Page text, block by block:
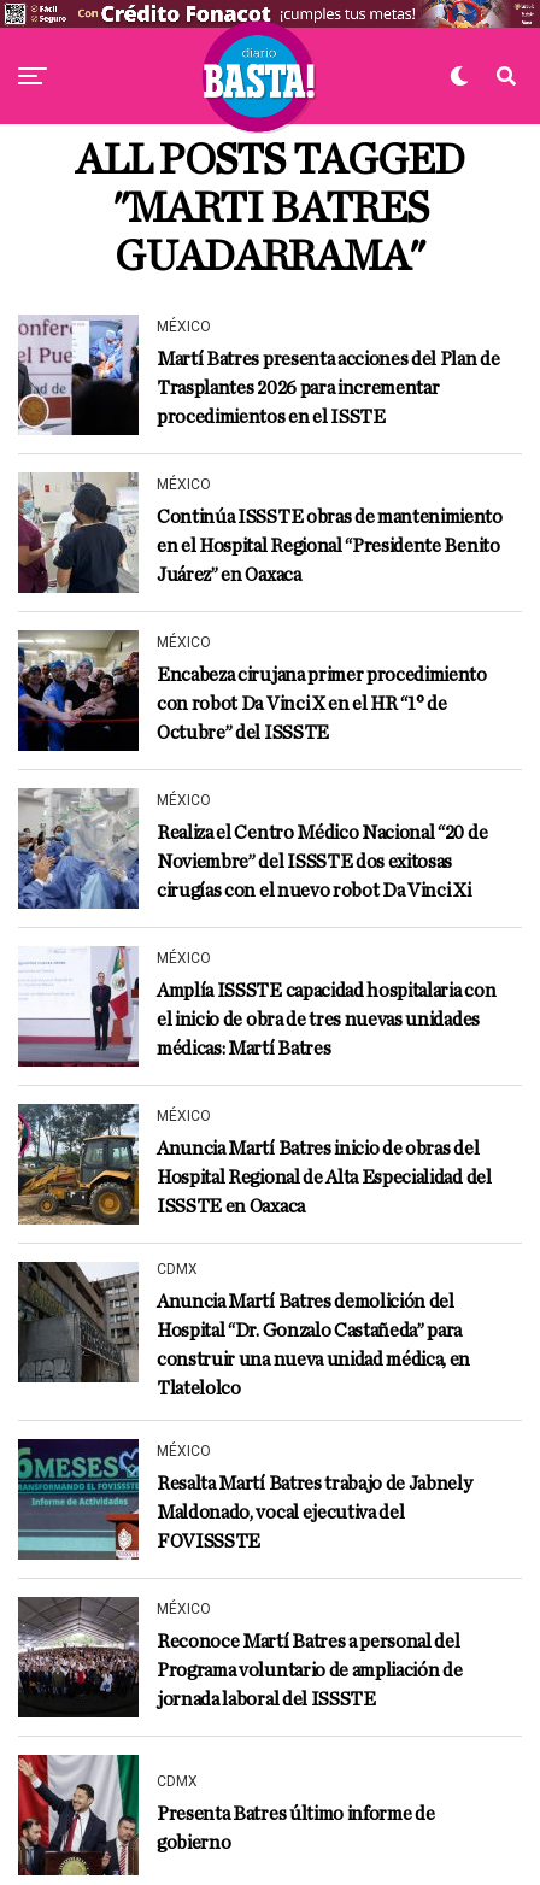
ALL POSTS TAGGED
"MARTI BATRES
GUADARRAMA"
MÉXICO
Martí Batres presenta acciones del Plan de
Trasplantes 2026 para incrementar
procedimientos en el ISSTE
MÉXICO
Continúa ISSSTE obras de mantenimiento
en el Hospital Regional “Presidente Benito
Juárez” en Oaxaca
MÉXICO
Encabeza cirujana primer procedimiento
con robot Da Vinci X en el HR “1° de
Octubre” del ISSSTE
MÉXICO
Realiza el Centro Médico Nacional “20 de
Noviembre” del ISSSTE dos exitosas
cirugías con el nuevo robot Da Vinci Xi
MÉXICO
Amplía ISSSTE capacidad hospitalaria con
el inicio de obra de tres nuevas unidades
médicas: Martí Batres
MÉXICO
Anuncia Martí Batres inicio de obras del
Hospital Regional de Alta Especialidad del
ISSSTE en Oaxaca
CDMX
Anuncia Martí Batres demolición del
Hospital “Dr. Gonzalo Castañeda” para
construir una nueva unidad médica, en
Tlatelolco
MÉXICO
Resalta Martí Batres trabajo de Jabnely
Maldonado, vocal ejecutiva del
FOVISSSTE
MÉXICO
Reconoce Martí Batres a personal del
Programa voluntario de ampliación de
jornada laboral del ISSSTE
CDMX
Presenta Batres último informe de
gobierno